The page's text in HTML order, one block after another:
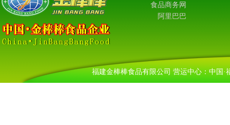
食品商务网
阿里巴巴
福建金棒棒食品有限公司 营运中心：中国